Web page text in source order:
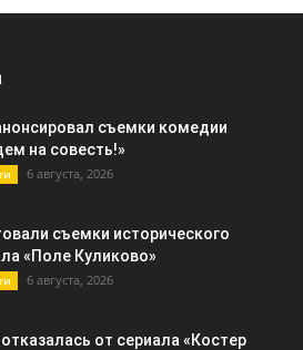
съемки комедии
на совесть!»
6 августа, 2026
съемки исторического
«Поле Куликово»
6 августа, 2026
от сериала «Костер